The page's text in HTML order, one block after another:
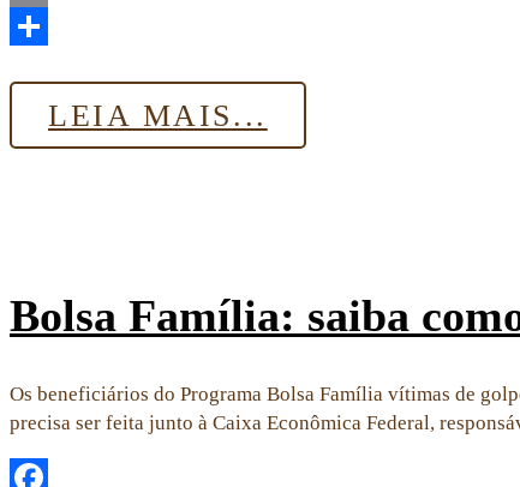
Email
LEIA MAIS...
Bolsa Família: saiba
Os beneficiários do Programa Bolsa Família vítimas de
precisa ser feita junto à Caixa Econômica Federal,